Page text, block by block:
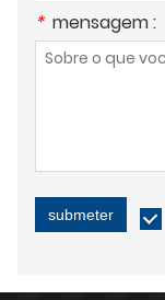
* mensagem :
submeter